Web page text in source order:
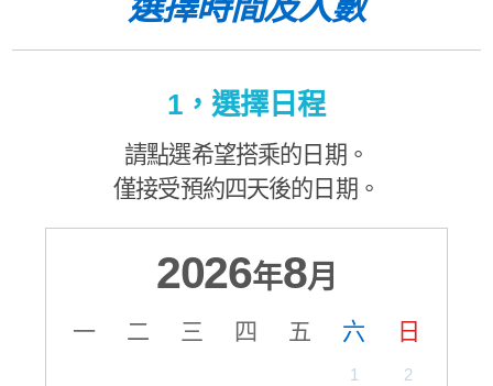
1，選擇日程
請點選希望搭乘的日期。
僅接受預約四天後的日期。
2026年8月
一 二 三 四 五 六 日
1 2